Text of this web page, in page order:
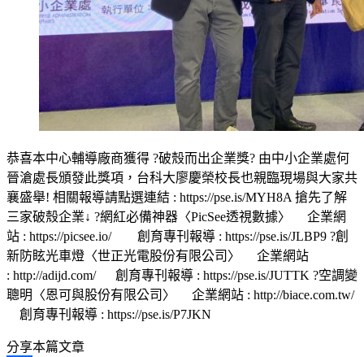
恭喜本中心輔導廠商獲得 ?破殼而出企業獎? 由中小企業處何
晉滄處長頒發此獎項，台科大廖慶榮校長也親臨現場與大家共
襄盛舉! 相關報導請點選連結 : https://pse.is/MYH8A 搶先了解
三家破殼企業↓ ?網紅必備神器〈PicSee透視數據〉 企業網
站 : https://picsee.io/ 創育專刊報導 : https://pse.is/JLBP9 ?創
新防眩光車燈〈世正光電股份有限公司〉 企業網站
: http://adijd.com/ 創育專刊報導 : https://pse.is/JUTTK ?空調變
聰明〈恩可與股份有限公司〉 企業網站 : http://biace.com.tw/
創育專刊報導 : https://pse.is/P7JKN
分享本篇文章